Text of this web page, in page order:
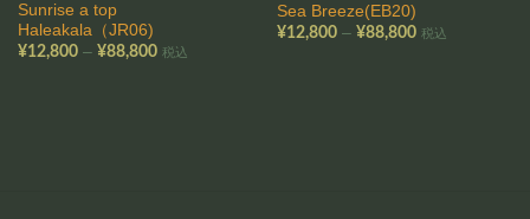
Sunrise a top
Haleakala（JR06)
¥12,800 – ¥88,800価税込
Sea Breeze(EB20)
¥12,800 – ¥88,800価税込